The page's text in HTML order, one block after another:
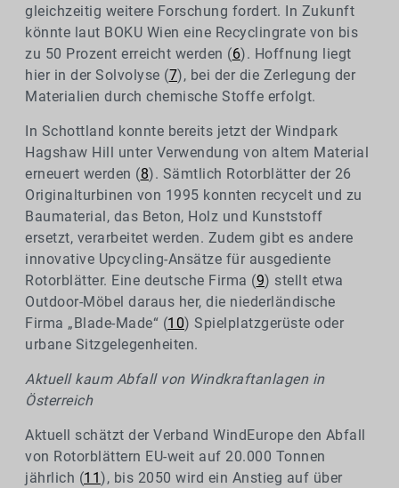
gleichzeitig weitere Forschung fordert. In Zukunft
könnte laut BOKU Wien eine Recyclingrate von bis
zu 50 Prozent erreicht werden (6). Hoffnung liegt
hier in der Solvolyse (7), bei der die Zerlegung der
Materialien durch chemische Stoffe erfolgt.
In Schottland konnte bereits jetzt der Windpark
Hagshaw Hill unter Verwendung von altem Material
erneuert werden (8). Sämtlich Rotorblätter der 26
Originalturbinen von 1995 konnten recycelt und zu
Baumaterial, das Beton, Holz und Kunststoff
ersetzt, verarbeitet werden. Zudem gibt es andere
innovative Upcycling-Ansätze für ausgediente
Rotorblätter. Eine deutsche Firma (9) stellt etwa
Outdoor-Möbel daraus her, die niederländische
Firma „Blade-Made“ (10) Spielplatzgerüste oder
urbane Sitzgelegenheiten.
Aktuell kaum Abfall von Windkraftanlagen in
Österreich
Aktuell schätzt der Verband WindEurope den Abfall
von Rotorblättern EU-weit auf 20.000 Tonnen
jährlich (11 ), bis 2050 wird ein Anstieg auf über